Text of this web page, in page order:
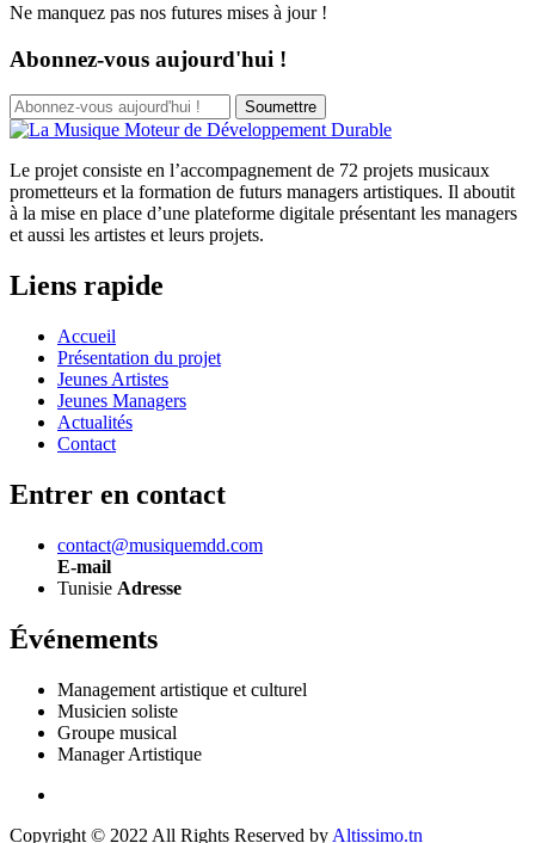
Ne manquez pas nos futures mises à jour !
Abonnez-vous aujourd'hui !
Soumettre
Le projet consiste en l’accompagnement de 72 projets musicaux
prometteurs et la formation de futurs managers artistiques. Il aboutit
à la mise en place d’une plateforme digitale présentant les managers
et aussi les artistes et leurs projets.
Liens rapide
Accueil
Présentation du projet
Jeunes Artistes
Jeunes Managers
Actualités
Contact
Entrer en contact
contact@musiquemdd.com
E-mail
Tunisie Adresse
Événements
Management artistique et culturel
Musicien soliste
Groupe musical
Manager Artistique
Copyright © 2022 All Rights Reserved by Altissimo.tn